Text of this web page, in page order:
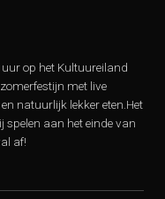
op het Kultuureiland
met live
natuurlijk lekker eten.Het
aan het einde van
af!